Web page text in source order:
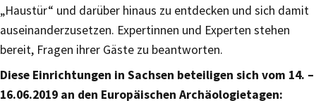
„Haustür“ und darüber hinaus zu entdecken und sich damit
auseinanderzusetzen. Expertinnen und Experten stehen
bereit, Fragen ihrer Gäste zu beantworten.
Diese Einrichtungen in Sachsen beteiligen sich vom 14. –
16.06.2019 an den Europäischen Archäologietagen: